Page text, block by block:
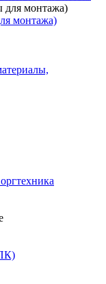
монтажа)